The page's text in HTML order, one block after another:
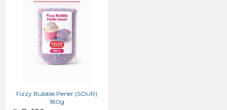
Fizzy Bubble Perler (SOUR)
180g